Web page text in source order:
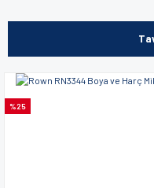
konularda yetersiz
kullanarak tarafımıza
%25